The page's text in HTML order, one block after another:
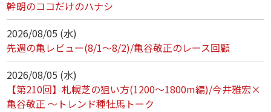
幹朗のココだけのハナシ
2026/08/05 (水)
先週の亀レビュー(8/1～8/2)/亀谷敬正のレース回顧
2026/08/05 (水)
【第210回】札幌芝の狙い方(1200～1800m編)/今井雅宏×
亀谷敬正 ～トレンド種牡馬トーク